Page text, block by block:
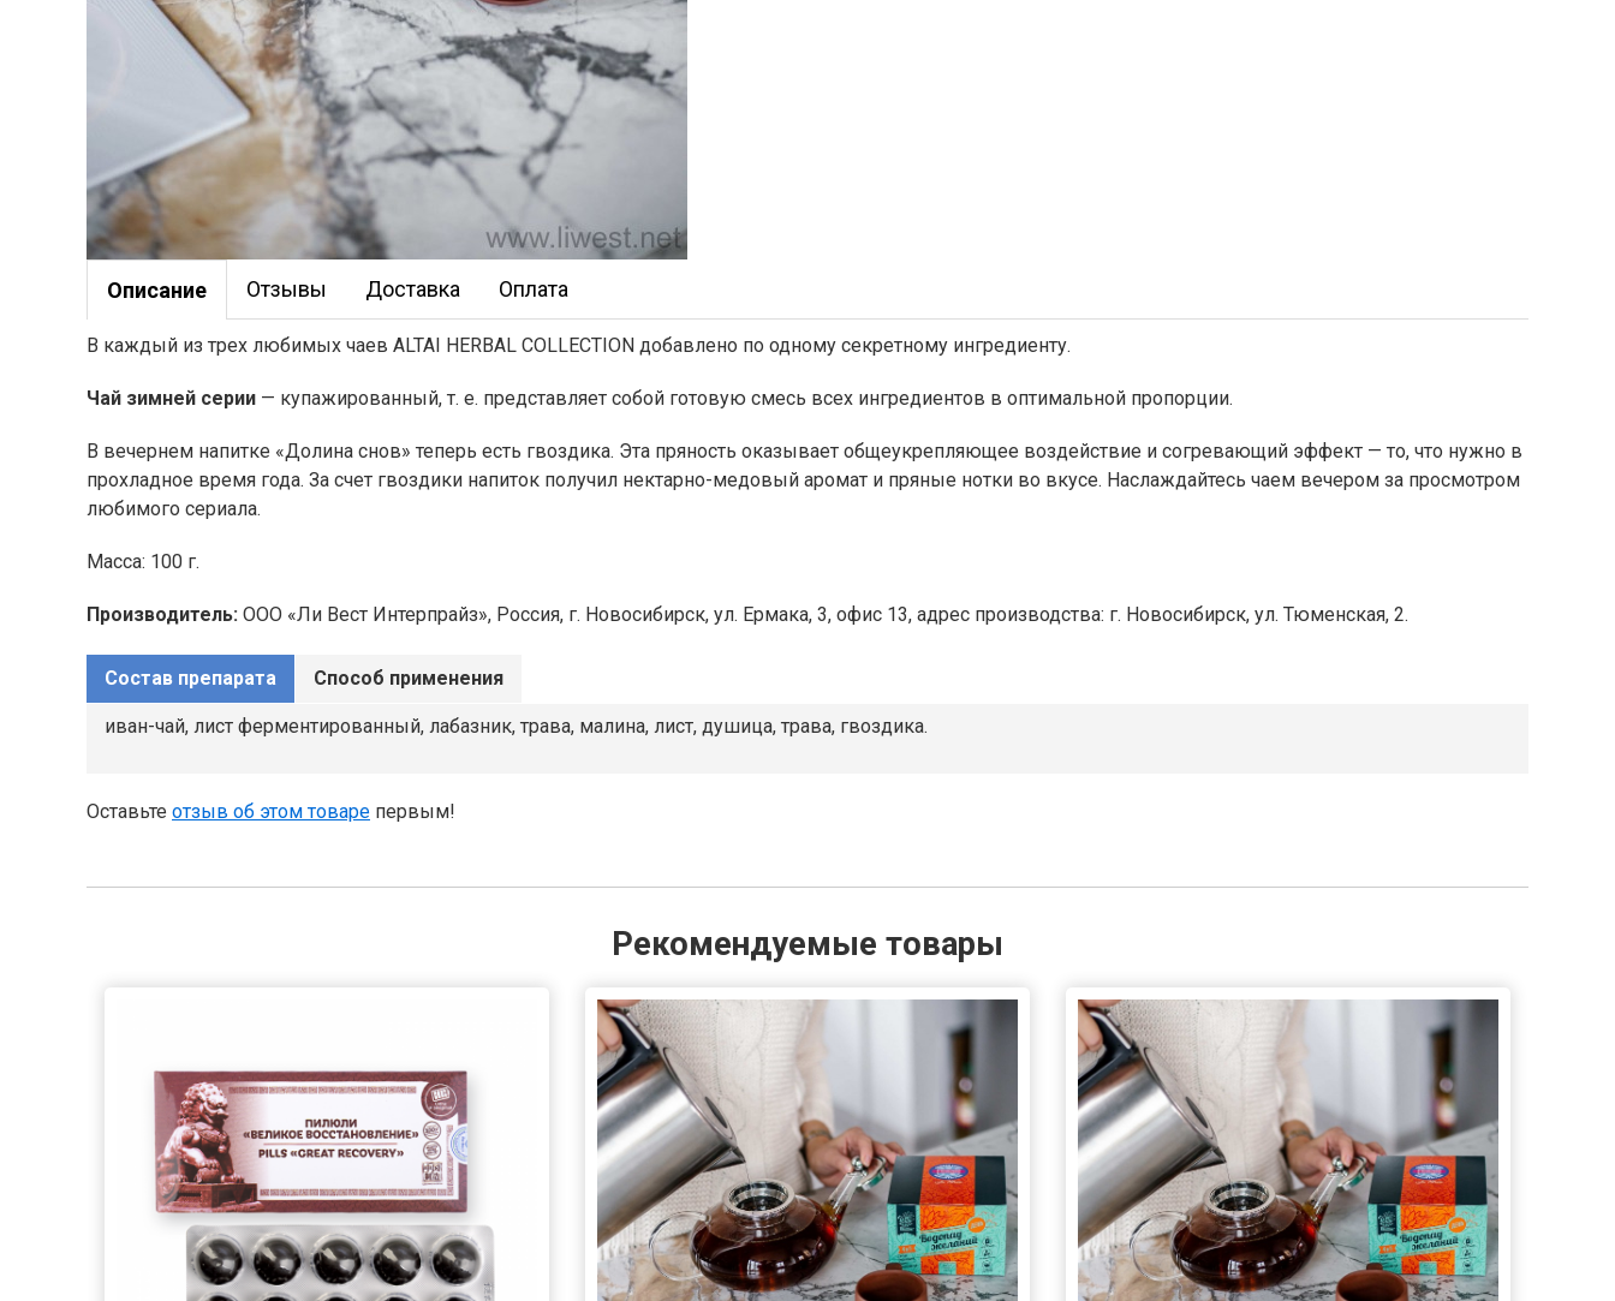
Описание Отзывы Доставка Оплата
В каждый из трех любимых чаев ALTAI HERBAL COLLECTION добавлено по одному секретному ингредиенту.
Чай зимней серии — купажированный, т. е. представляет собой готовую смесь всех ингредиентов в оптимальной пропорции.
В вечернем напитке «Долина снов» теперь есть гвоздика. Эта пряность оказывает общеукрепляющее воздействие и согревающий эффект — то, что нужно в
прохладное время года. За счет гвоздики напиток получил нектарно-медовый аромат и пряные нотки во вкусе. Наслаждайтесь чаем вечером за просмотром
любимого сериала.
Масса: 100 г.
Производитель: ООО «Ли Вест Интерпрайз», Россия, г. Новосибирск, ул. Ермака, 3, офис 13, адрес производства: г. Новосибирск, ул. Тюменская, 2.
Состав препарата Способ применения
иван-чай, лист ферментированный, лабазник, трава, малина, лист, душица, трава, гвоздика.
Оставьте отзыв об этом товаре первым!
Рекомендуемые товары